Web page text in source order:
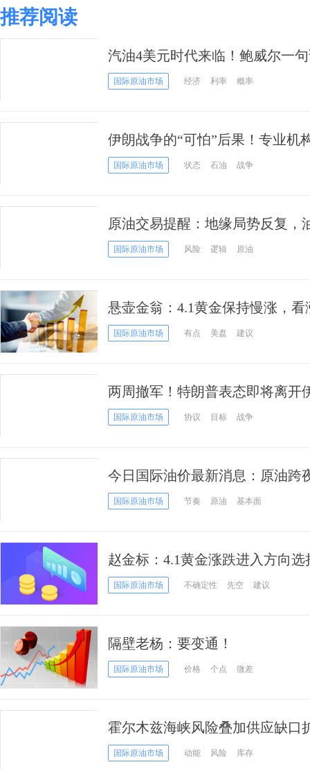
推荐阅读
汽油4美元时代来临！鲍威尔一
窗口突然打开
国际原油市场 经济 利率 概率
伊朗战争的“可怕”后果！专业机
油价恐飙至200美元
国际原油市场 状态 石油 战争
原油交易提醒：地缘局势反复，
国际原油市场 风险 逻辑 原油
悬壶金翁：4.1黄金保持慢涨，看
国际原油市场 有点 美盘 建议
两周撤军！特朗普表态即将离开
伊朗怒怼
国际原油市场 协议 目标 战争
今日国际油价最新消息：原油跨
预期调整？
国际原油市场 节奏 原油 基本面
赵金标：4.1黄金涨跌进入方向
策略
国际原油市场 不确定性 先空 建议
隔壁老杨：要变通！
国际原油市场 价格 个点 微差
霍尔木兹海峡风险叠加供应缺口
150美元
国际原油市场 动能 风险 库存